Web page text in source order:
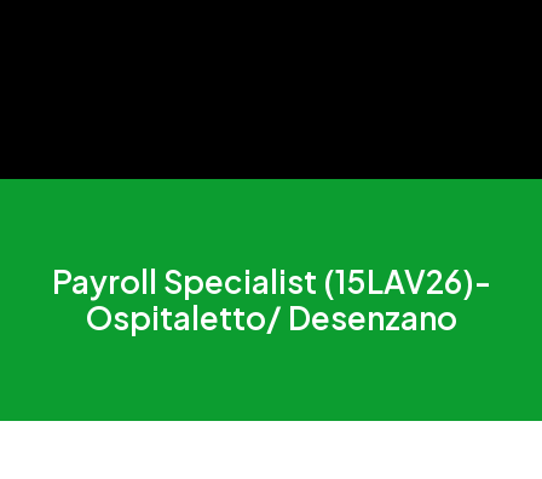
Payroll Specialist (15LAV26)-
Ospitaletto/ Desenzano